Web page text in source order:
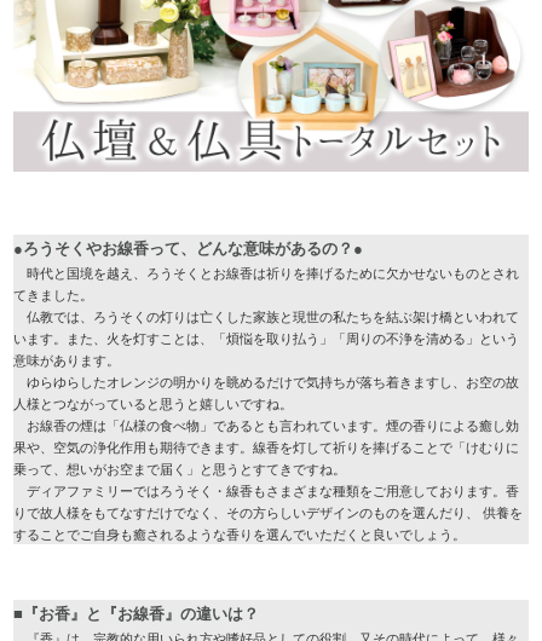
●ろうそくやお線香って、どんな意味があるの？●
時代と国境を越え、ろうそくとお線香は祈りを捧げるために欠かせないものとされ
てきました。
仏教では、ろうそくの灯りは亡くした家族と現世の私たちを結ぶ架け橋といわれて
います。また、火を灯すことは、「煩悩を取り払う」「周りの不浄を清める」という
意味があります。
ゆらゆらしたオレンジの明かりを眺めるだけで気持ちが落ち着きますし、お空の故
人様とつながっていると思うと嬉しいですね。
お線香の煙は「仏様の食べ物」であるとも言われています。煙の香りによる癒し効
果や、空気の浄化作用も期待できます。線香を灯して祈りを捧げることで「けむりに
乗って、想いがお空まで届く」と思うとすてきですね。
ディアファミリーではろうそく・線香もさまざまな種類をご用意しております。香
りで故人様をもてなすだけでなく、その方らしいデザインのものを選んだり、 供養を
することでご自身も癒されるような香りを選んでいただくと良いでしょう。
■『お香』と『お線香』の違いは？
『香』は、宗教的な用いられ方や嗜好品としての役割、又その時代によって、様々